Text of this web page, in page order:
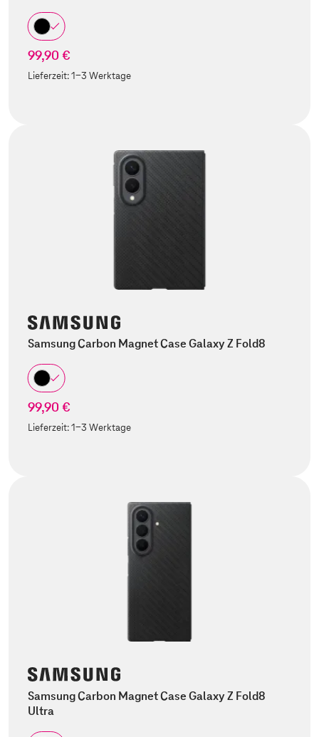
99,90 €
Lieferzeit:1-3 Werktage
Samsung Carbon Magnet Case Galaxy Z Fold8
99,90 €
Lieferzeit:1-3 Werktage
Samsung Carbon Magnet Case Galaxy Z Fold8
Ultra